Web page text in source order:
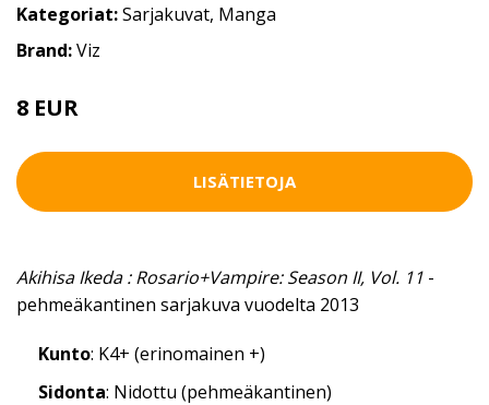
Kategoriat:Sarjakuvat, Manga
Brand:Viz
8 EUR
LISÄTIETOJA
Akihisa Ikeda : Rosario+Vampire: Season II, Vol. 11 -
pehmeäkantinen sarjakuva vuodelta 2013
Kunto: K4+ (erinomainen +)
Sidonta: Nidottu (pehmeäkantinen)